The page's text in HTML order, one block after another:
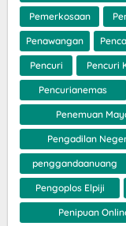
Pemerkosaan
Penawangan
Pencuri Pencuri
Pencurianemas
Penemuan
Pengadilan
penggandaanuang
Pengoplos Elpiji
Penipuan